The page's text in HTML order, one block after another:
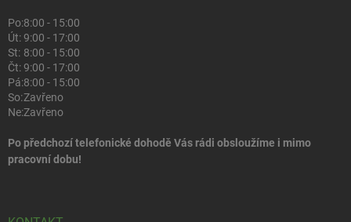
Po:8:00 - 15:00
Út:9:00 - 17:00
St: 8:00 - 15:00
Čt:9:00 - 17:00
Pá:8:00 - 15:00
So:Zavřeno
Ne:Zavřeno
Po předchozí telefonické dohodě Vás rádi obsloužíme i mimo
pracovní dobu!